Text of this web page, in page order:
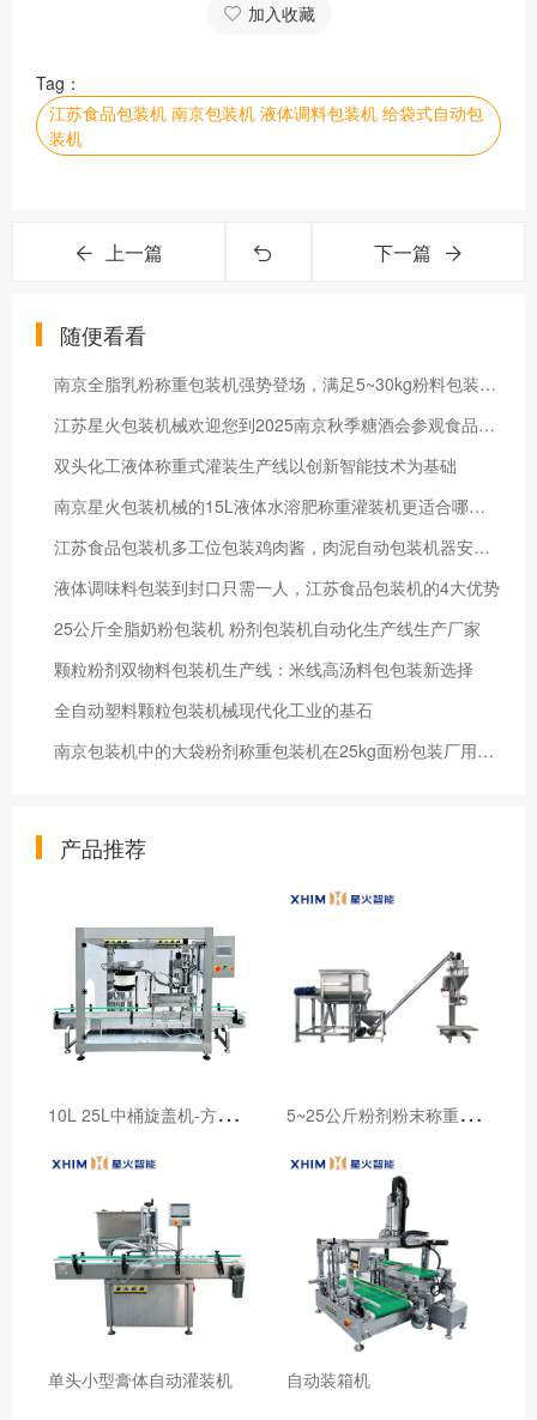
加入收藏
Tag：
江苏食品包装机 南京包装机 液体调料包装机 给袋式自动包
装机
上一篇 下一篇
随便看看
南京全脂乳粉称重包装机强势登场，满足5~30kg粉料包装需求！
江苏星火包装机械欢迎您到2025南京秋季糖酒会参观食品包装机
双头化工液体称重式灌装生产线以创新智能技术为基础
南京星火包装机械的15L液体水溶肥称重灌装机更适合哪个行业？
江苏食品包装机多工位包装鸡肉酱，肉泥自动包装机器安全耐用
液体调味料包装到封口只需一人，江苏食品包装机的4大优势
25公斤全脂奶粉包装机 粉剂包装机自动化生产线生产厂家
颗粒粉剂双物料包装机生产线：米线高汤料包包装新选择
全自动塑料颗粒包装机械现代化工业的基石
南京包装机中的大袋粉剂称重包装机在25kg面粉包装厂用途广泛吗？
产品推荐
1
0L 25L中桶旋盖机-方桶流水线大桶自动旋盖机 5
~25公斤粉剂粉末称重包装机
单头小型膏体自动灌装机 自动装箱机